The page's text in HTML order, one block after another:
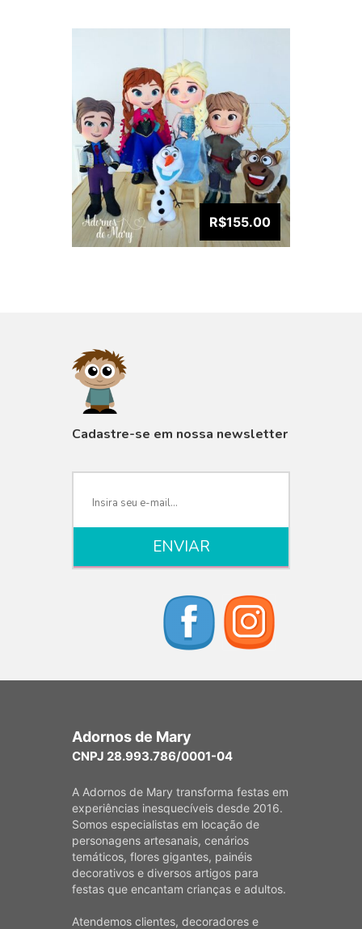
R$155.00
Cadastre-se em nossa newsletter
Adornos de Mary
CNPJ 28.993.786/0001-04
A Adornos de Mary transforma festas em
experiências inesquecíveis desde 2016.
Somos especialistas em locação de
personagens artesanais, cenários
temáticos, flores gigantes, painéis
decorativos e diversos artigos para
festas que encantam crianças e adultos.
Atendemos clientes, decoradores e